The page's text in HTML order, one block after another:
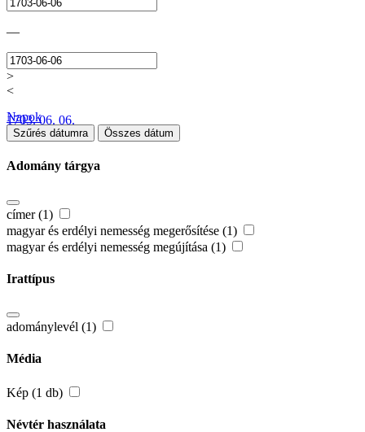
—
>
<
1703. 06. 06.
Napok
Szűrés dátumra Összes dátum
Adomány tárgya
címer (1)
magyar és erdélyi nemesség megerősítése (1)
magyar és erdélyi nemesség megújítása (1)
Irattípus
adománylevél (1)
Média
Kép (1 db)
Névtér használata